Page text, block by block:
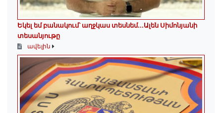
Եկել եմ բանակում՝ աղջկաս տեսնեմ․․․Ալեն Սիմոնյանի
տեսանյութը
ավելին